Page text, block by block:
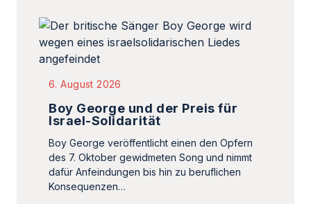
6. August 2026
Boy George und der Preis für
Israel-Solidarität
Boy George veröffentlicht einen den Opfern
des 7. Oktober gewidmeten Song und nimmt
dafür Anfeindungen bis hin zu beruflichen
Konsequenzen…